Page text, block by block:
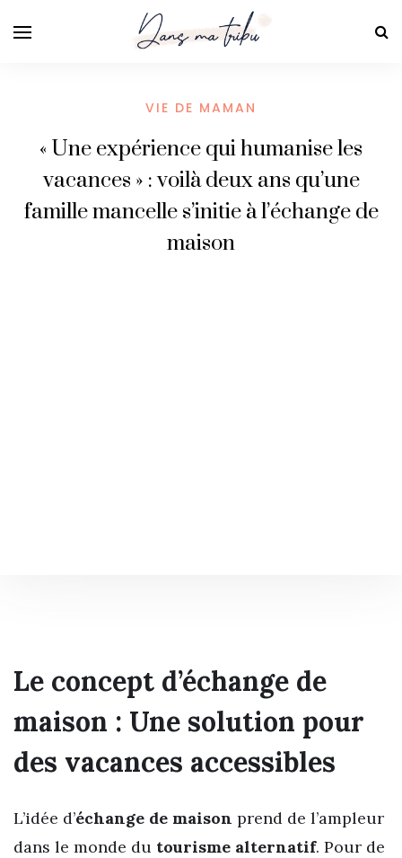
VIE DE MAMAN
« Une expérience qui humanise les
vacances » : voilà deux ans qu’une
famille mancelle s’initie à l’échange de
maison
Le concept d’échange de
maison : Une solution pour
des vacances accessibles
L’idée d’échange de maison prend de l’ampleur
dans le monde du tourisme alternatif. Pour de